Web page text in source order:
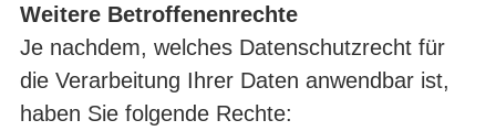
Weitere Betroffenenrechte
Je nachdem, welches Datenschutzrecht für
die Verarbeitung Ihrer Daten anwendbar ist,
haben Sie folgende Rechte: